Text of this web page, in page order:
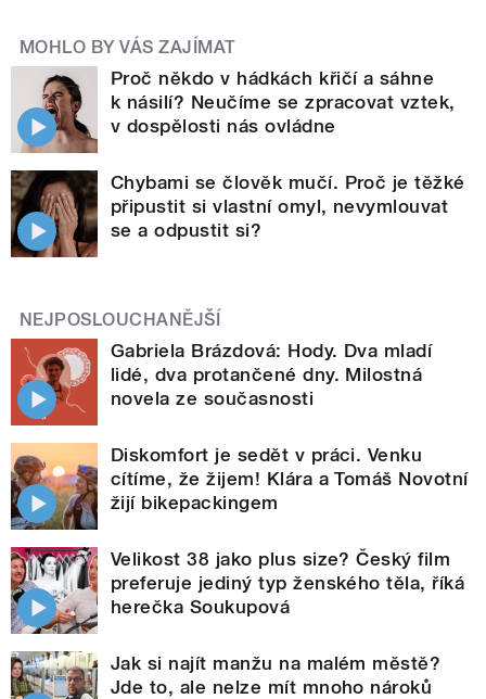
MOHLO BY VÁS ZAJÍMAT
Proč někdo v hádkách křičí a sáhne
k násilí? Neučíme se zpracovat vztek,
v dospělosti nás ovládne
Chybami se člověk mučí. Proč je těžké
připustit si vlastní omyl, nevymlouvat
se a odpustit si?
NEJPOSLOUCHANĚJŠÍ
Gabriela Brázdová: Hody. Dva mladí
lidé, dva protančené dny. Milostná
novela ze současnosti
Diskomfort je sedět v práci. Venku
cítíme, že žijem! Klára a Tomáš Novotní
žijí bikepackingem
Velikost 38 jako plus size? Český film
preferuje jediný typ ženského těla, říká
herečka Soukupová
Jak si najít manžu na malém městě?
Jde to, ale nelze mít mnoho nároků